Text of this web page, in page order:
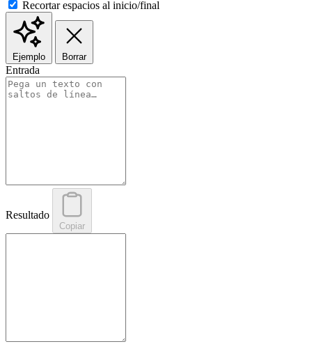
Recortar espacios al inicio/final
Ejemplo Borrar
Entrada
Resultado
Copiar